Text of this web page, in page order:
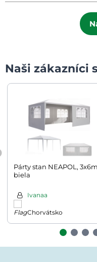
Naši zákazníci
Párty stan NEAPOL,
biela
Ivanaa
Chorvátsko